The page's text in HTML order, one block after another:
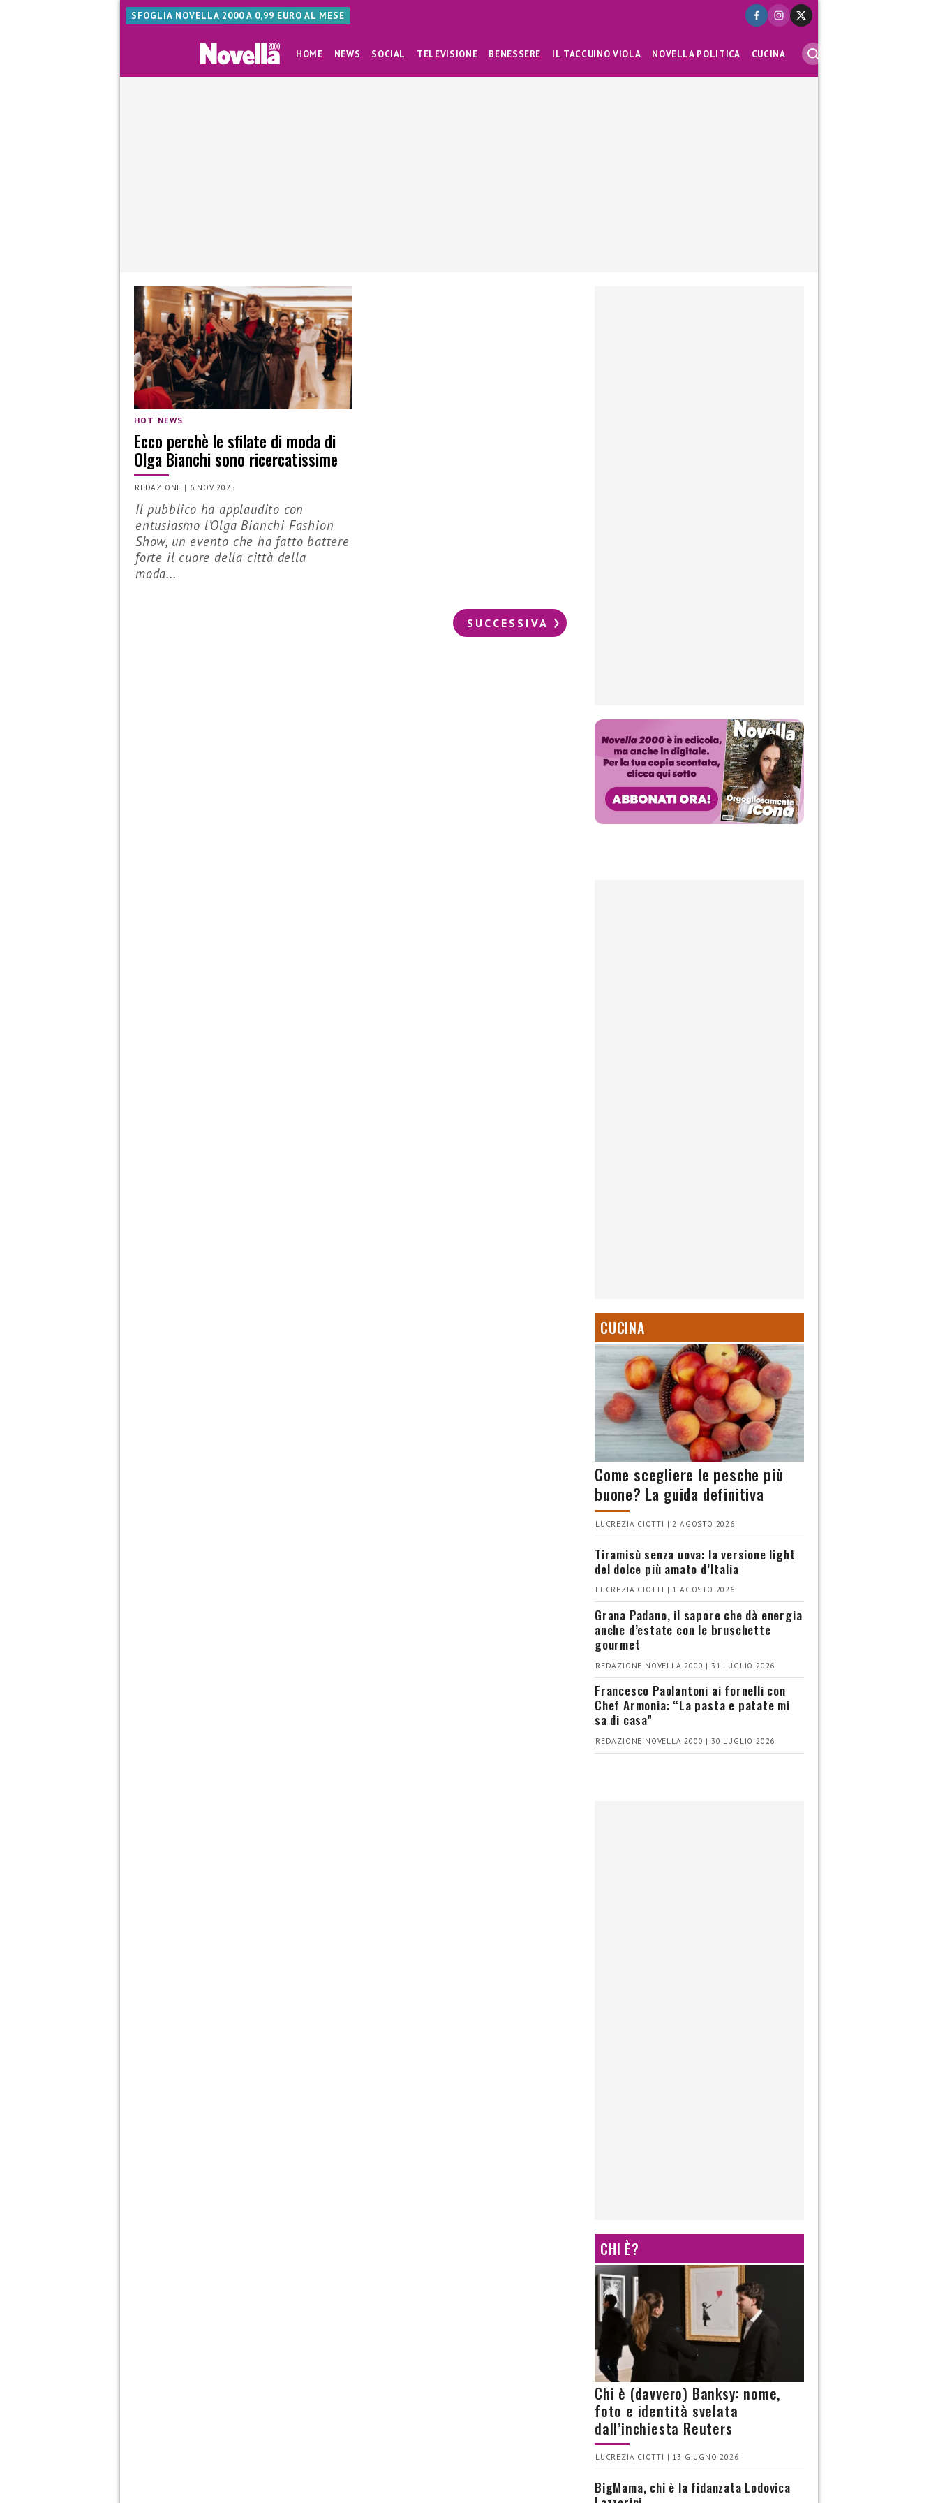
SFOGLIA NOVELLA 2000 A 0,99 EURO AL MESE
HOME NEWS SOCIAL TELEVISIONE BENESSERE IL TACCUINO VIOLA NOVELLA POLITICA CUCINA
HOT NEWS
Ecco perchè le sfilate di moda di
Olga Bianchi sono ricercatissime
REDAZIONE | 6 NOV 2025
Il pubblico ha applaudito con
entusiasmo l’Olga Bianchi Fashion
Show, un evento che ha fatto battere
forte il cuore della città della
moda...
SUCCESSIVA
CUCINA
Come scegliere le pesche più
buone? La guida definitiva
LUCREZIA CIOTTI | 2 AGOSTO 2026
Tiramisù senza uova: la versione light
del dolce più amato d’Italia
LUCREZIA CIOTTI | 1 AGOSTO 2026
Grana Padano, il sapore che dà energia
anche d’estate con le bruschette
gourmet
REDAZIONE NOVELLA 2000 | 31 LUGLIO 2026
Francesco Paolantoni ai fornelli con
Chef Armonia: “La pasta e patate mi
sa di casa”
REDAZIONE NOVELLA 2000 | 30 LUGLIO 2026
CHI È?
Chi è (davvero) Banksy: nome,
foto e identità svelata
dall’inchiesta Reuters
LUCREZIA CIOTTI | 13 GIUGNO 2026
BigMama, chi è la fidanzata Lodovica